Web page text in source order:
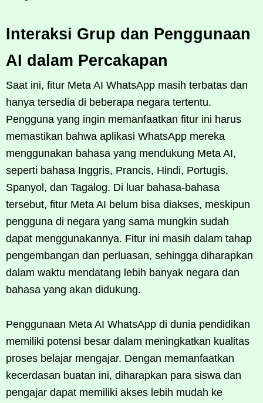
Interaksi Grup dan Penggunaan
AI dalam Percakapan
Saat ini, fitur Meta AI WhatsApp masih terbatas dan
hanya tersedia di beberapa negara tertentu.
Pengguna yang ingin memanfaatkan fitur ini harus
memastikan bahwa aplikasi WhatsApp mereka
menggunakan bahasa yang mendukung Meta AI,
seperti bahasa Inggris, Prancis, Hindi, Portugis,
Spanyol, dan Tagalog. Di luar bahasa-bahasa
tersebut, fitur Meta AI belum bisa diakses, meskipun
pengguna di negara yang sama mungkin sudah
dapat menggunakannya. Fitur ini masih dalam tahap
pengembangan dan perluasan, sehingga diharapkan
dalam waktu mendatang lebih banyak negara dan
bahasa yang akan didukung.
Penggunaan Meta AI WhatsApp di dunia pendidikan
memiliki potensi besar dalam meningkatkan kualitas
proses belajar mengajar. Dengan memanfaatkan
kecerdasan buatan ini, diharapkan para siswa dan
pengajar dapat memiliki akses lebih mudah ke